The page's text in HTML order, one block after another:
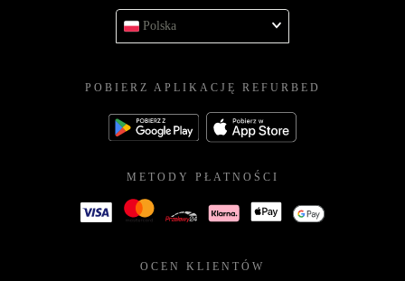
Polska
POBIERZ APLIKACJĘ REFURBED
METODY PŁATNOŚCI
OCEN KLIENTÓW